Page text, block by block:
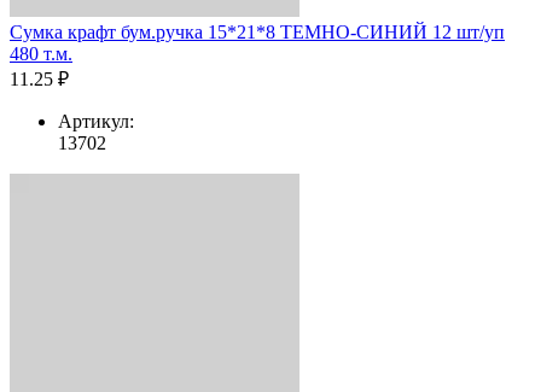
Сумка крафт бум.ручка 15*21*8 ТЕМНО-СИНИЙ 12 шт/уп
480 т.м.
11.25 ₽
Артикул:
13702